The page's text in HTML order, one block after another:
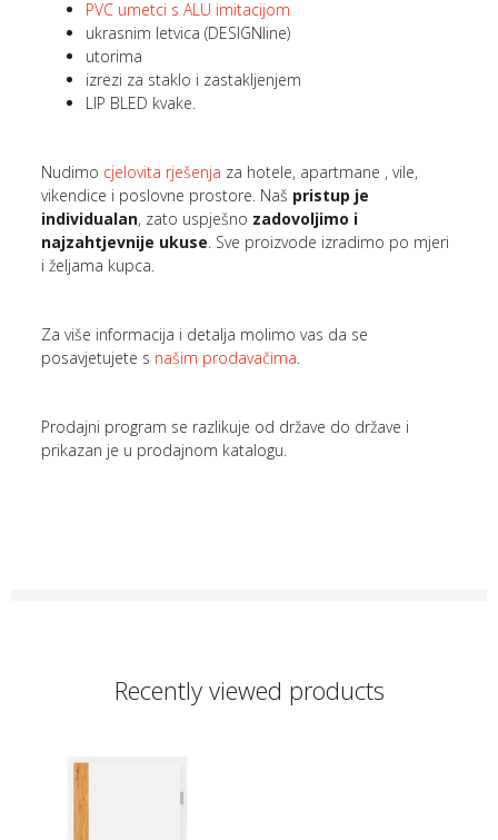
PVC umetci s ALU imitacijom
ukrasnim letvica (DESIGNline)
utorima
izrezi za staklo i zastakljenjem
LIP BLED kvake.
Nudimo cjelovita rješenja za hotele, apartmane , vile,
vikendice i poslovne prostore. Naš pristup je
individualan, zato uspješno zadovoljimo i
najzahtjevnije ukuse. Sve proizvode izradimo po mjeri
i željama kupca.
Za više informacija i detalja molimo vas da se
posavjetujete s našim prodavačima.
Prodajni program se razlikuje od države do države i
prikazan je u prodajnom katalogu.
Recently viewed products